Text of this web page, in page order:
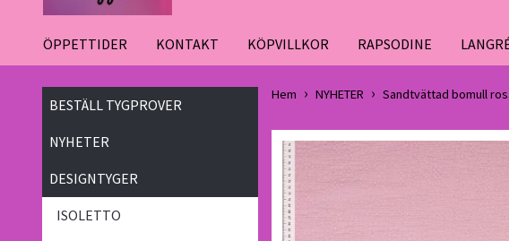
ÖPPETTIDER KONTAKT KÖPVILLKOR RAPSODINE
BESTÄLL TYGPROVER
NYHETER
DESIGNTYGER
ISOLETTO
Hem NYHETER Sandtvättad bomull